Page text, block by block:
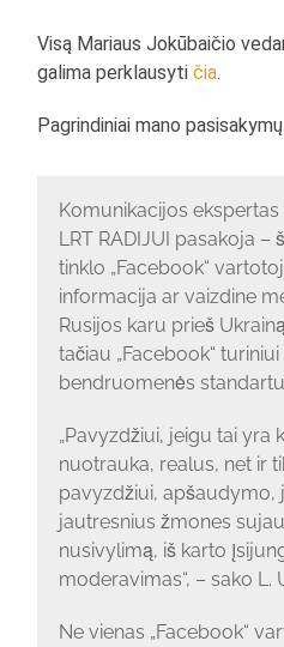
Visą Mariaus Jokūbaičio
galima perklausytičia.
Pagrindiniai mano
Komunikacijos
LRT RADIJUI pasakoja –
tinklo „Facebook“
informacija ar vaizdine
Rusijos karu prieš
tačiau „Facebook“
bendruomenės
„Pavyzdžiui, jeigu tai yra
nuotrauka, realus, net ir
pavyzdžiui, apšaudymo,
jautresnius žmones
nusivylimą, iš karto
moderavimas“, – sako L.
Ne vienas „Facebook“